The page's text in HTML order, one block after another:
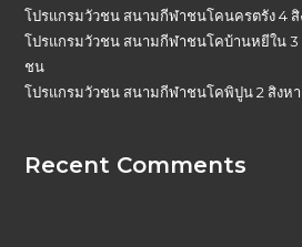
โปรแกรมวัวชน สนามกีฬาชนโคนครตรัง 4
โปรแกรมวัวชน สนามกีฬาชนโคบ้านหยีใน 3
ชน
โปรแกรมวัวชน สนามกีฬาชนโคพิปูน 2 สิงห
Recent Comments